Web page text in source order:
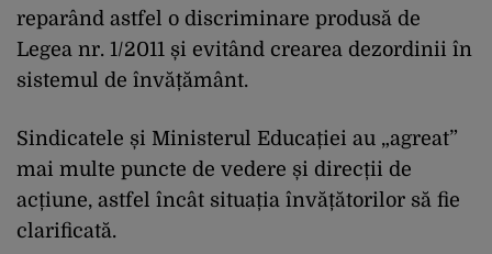
reparând astfel o discriminare produsă de
Legea nr. 1/2011 și evitând crearea dezordinii în
sistemul de învățământ.
Sindicatele și Ministerul Educației au „agreat”
mai multe puncte de vedere și direcții de
acțiune, astfel încât situația învățătorilor să fie
clarificată.